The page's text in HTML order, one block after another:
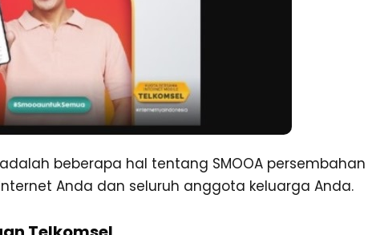
beberapa hal tentang SMOOA persembahan
Anda dan seluruh anggota keluarga Anda.